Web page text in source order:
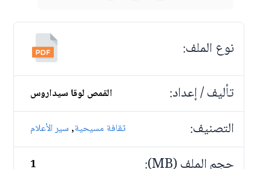
نوع الملف:
تأليف / إعداد:
القمص لوقا سيداروس
التصنيف: ثقافة مسيحية,سير الأعلام
1